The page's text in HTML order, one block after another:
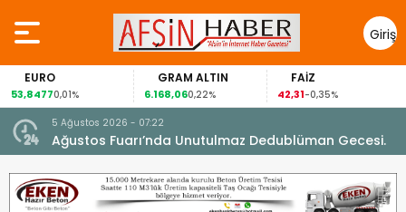
Giriş
Yap
0,01%
GRAM ALTIN
6.168,060,22%
FAİZ
42,31 -0,35%
5 Ağustos 2026 - 07:22
Ağustos Fuarı’nda Unutulmaz Dedublüman Gecesi.